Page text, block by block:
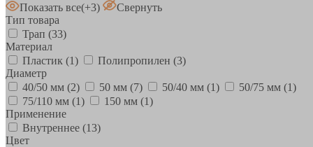
Показать все(+3)
Свернуть
Тип товара
Трап (33)
Материал
Пластик (1) Полипропилен (3)
Диаметр
40/50 мм (2) 50 мм (7) 50/40 мм (1) 50/75 мм (1)
75/110 мм (1) 150 мм (1)
Применение
Внутреннее (13)
Цвет